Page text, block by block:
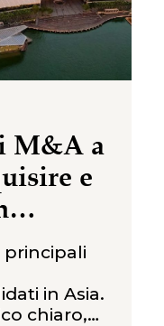
M&A a
e
principali
in Asia.
chiaro,